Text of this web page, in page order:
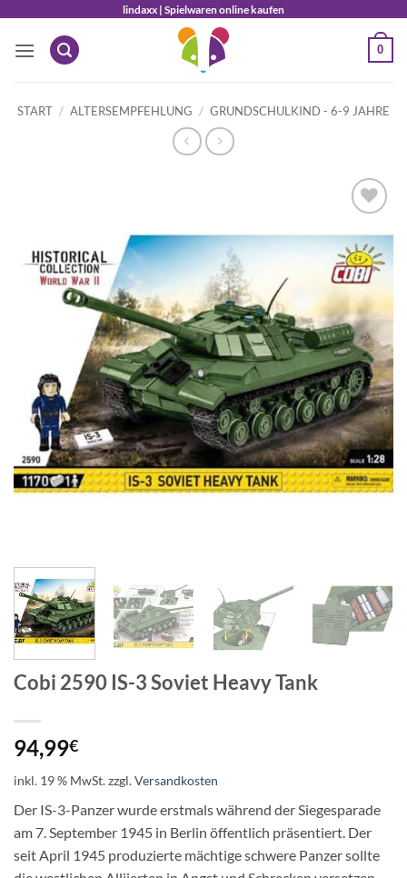
springen
lindaxx | Spielwaren online kaufen
0
START / ALTERSEMPFEHLUNG / GRUNDSCHULKIND - 6-9 JAHRE
Wunschliste
Cobi 2590 IS-3 Soviet Heavy Tank
94,99€
inkl. 19 % MwSt.zzgl.Versandkosten
Der IS-3-Panzer wurde erstmals während der Siegesparade
am 7. September 1945 in Berlin öffentlich präsentiert. Der
seit April 1945 produzierte mächtige schwere Panzer sollte